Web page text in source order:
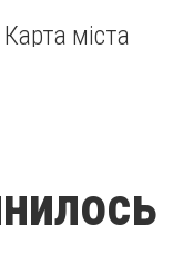
Карта міста